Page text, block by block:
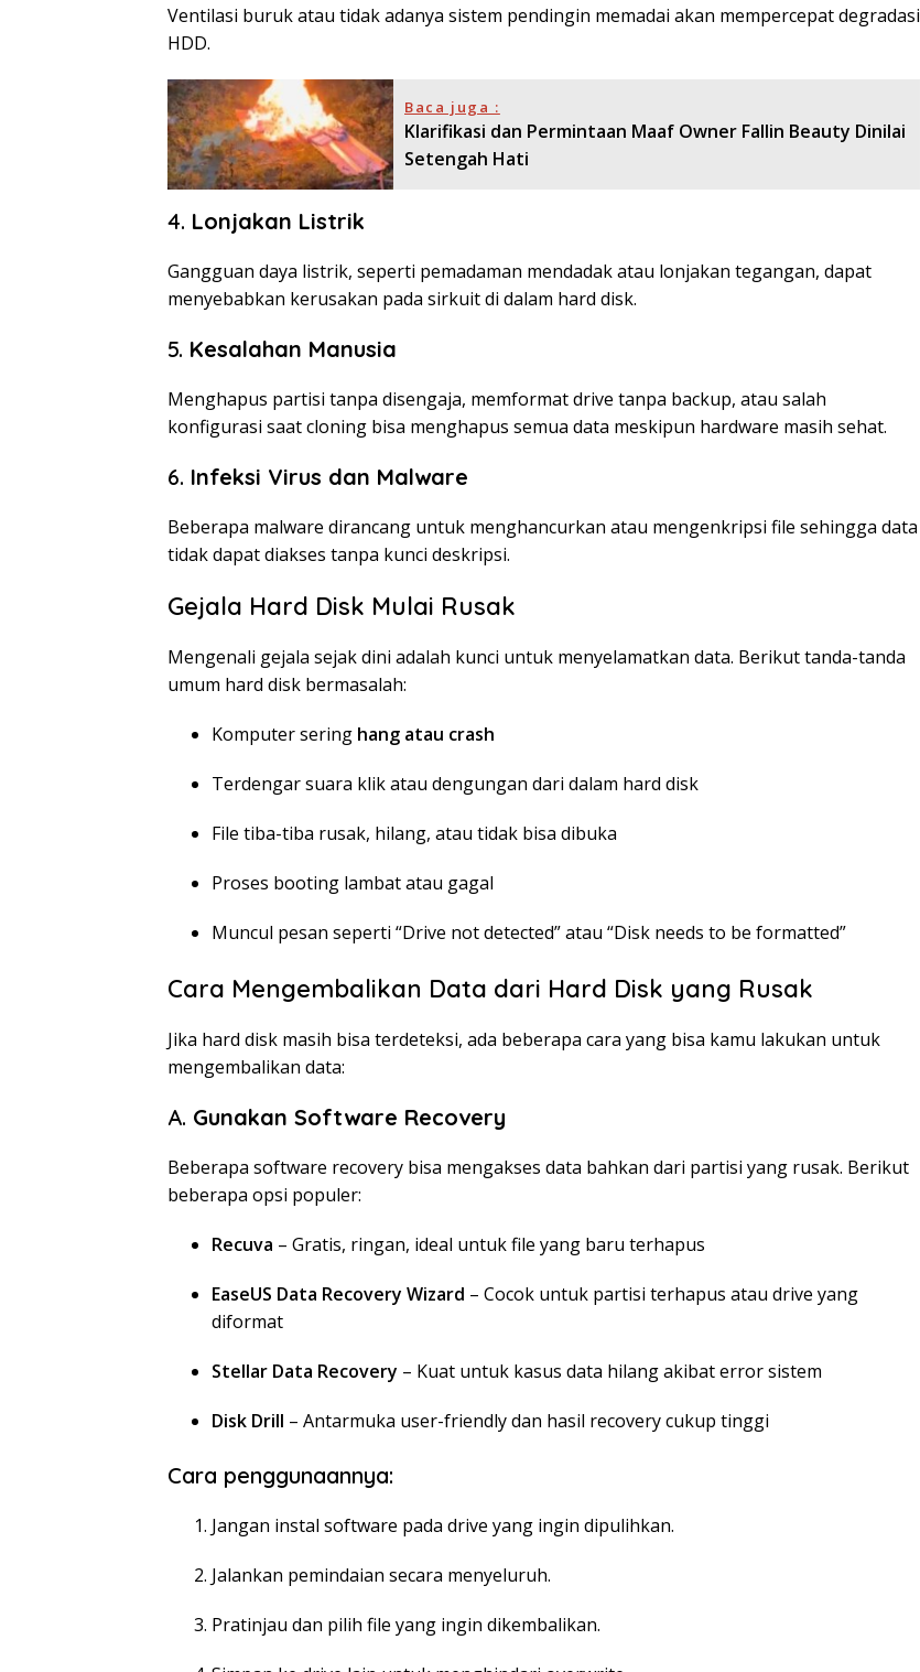
Ventilasi buruk atau tidak adanya sistem pendingin memadai akan mempercepat degradasi
HDD.
Baca juga :
Klarifikasi dan Permintaan Maaf Owner Fallin Beauty Dinilai
Setengah Hati
4. Lonjakan Listrik
Gangguan daya listrik, seperti pemadaman mendadak atau lonjakan tegangan, dapat
menyebabkan kerusakan pada sirkuit di dalam hard disk.
5. Kesalahan Manusia
Menghapus partisi tanpa disengaja, memformat drive tanpa backup, atau salah
konfigurasi saat cloning bisa menghapus semua data meskipun hardware masih sehat.
6. Infeksi Virus dan Malware
Beberapa malware dirancang untuk menghancurkan atau mengenkripsi file sehingga data
tidak dapat diakses tanpa kunci deskripsi.
Gejala Hard Disk Mulai Rusak
Mengenali gejala sejak dini adalah kunci untuk menyelamatkan data. Berikut tanda-tanda
umum hard disk bermasalah:
Komputer sering hang atau crash
Terdengar suara klik atau dengungan dari dalam hard disk
File tiba-tiba rusak, hilang, atau tidak bisa dibuka
Proses booting lambat atau gagal
Muncul pesan seperti “Drive not detected” atau “Disk needs to be formatted”
Cara Mengembalikan Data dari Hard Disk yang Rusak
Jika hard disk masih bisa terdeteksi, ada beberapa cara yang bisa kamu lakukan untuk
mengembalikan data:
A. Gunakan Software Recovery
Beberapa software recovery bisa mengakses data bahkan dari partisi yang rusak. Berikut
beberapa opsi populer:
Recuva – Gratis, ringan, ideal untuk file yang baru terhapus
EaseUS Data Recovery Wizard – Cocok untuk partisi terhapus atau drive yang
diformat
Stellar Data Recovery – Kuat untuk kasus data hilang akibat error sistem
Disk Drill – Antarmuka user-friendly dan hasil recovery cukup tinggi
Cara penggunaannya:
Jangan instal software pada drive yang ingin dipulihkan.
Jalankan pemindaian secara menyeluruh.
Pratinjau dan pilih file yang ingin dikembalikan.